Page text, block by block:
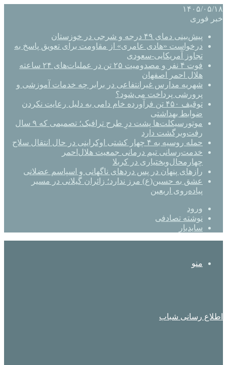
۱۴۰۵/۰۵/۱۸
خبر فوری
پیش‌بینی دمای ۴۹ درجه و شرجی در خوزستان
درخواست «هادی عامری» از مقاومت برای تعویق پاسخ به
تجاوز آمریکایی-سعودی
فوت ۴ نفر و مصدومیت ۲۵ تن در عملیات‌های ۲۴ ساعته
هلال احمر اصفهان
شهریه مدارس غیرانتفاعی در برابر چه خدمات آموزشی و
پرورشی پرداخت می‌شود؟
توقیف ۴۵۰ تن فرآورده خام دامی به دلیل رعایت نکردن
ضوابط بهداشتی
موتورسیکلت‌ها پشت درِ طرح ترافیک؛ تصمیمی که ۹ سال
رفت‌وبرگشت دارد
حمله روسیه به ۴ چهار کشتی اوکراینی در حال انتقال سلاح
خدمت‌رسانی تیم درمانی جمعیت هلال‌احمر
چهارمحال‌وبختیاری در کربلا
رازهای پنهان در پس دردهای ناگهانی و اسپاسم عضلانی
عشق به حسین(ع) مرز ندارد؛ زائران گیلانی در مسیر
پیاده‌روی اربعین
ورود
نوشته تصادفی
سایدبار
منو
اطلاع رسانی شباب